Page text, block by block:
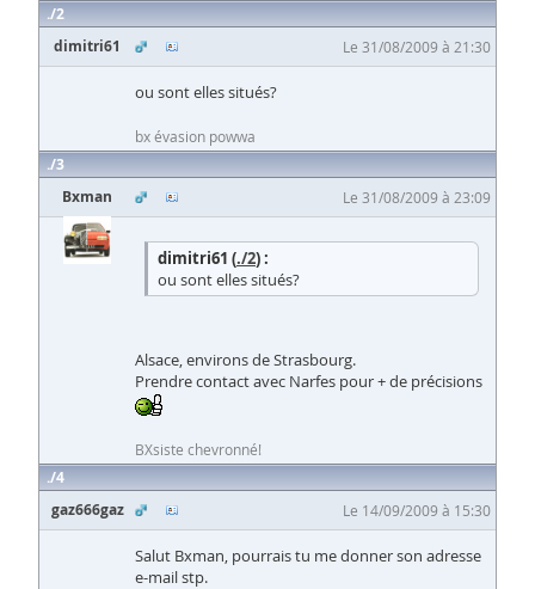
2
dimitri61
Le 31/08/2009 à 21:30
ou sont elles situés?
bx évasion powwa
3
Bxman
Le 31/08/2009 à 23:09
dimitri61 (./2) :
ou sont elles situés?
Alsace, environs de Strasbourg.
Prendre contact avec Narfes pour + de précisions
BXsiste chevronné!
4
gaz666gaz
Le 14/09/2009 à 15:30
Salut Bxman, pourrais tu me donner son adresse
e-mail stp.